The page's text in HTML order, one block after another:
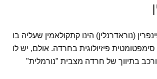
(נוראדרנלין) הינו קתקולאמין שעליה בו
פיזיולוגית בחרדה. אולם, יש לו
בתיווך של חרדה מצבית "נורמלית"